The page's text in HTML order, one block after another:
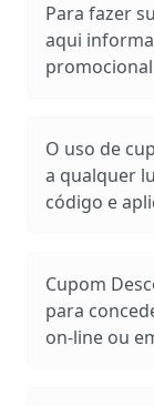
Para fazer
aqui
O uso de
a qualquer
código e
Cupom
para
on-line ou